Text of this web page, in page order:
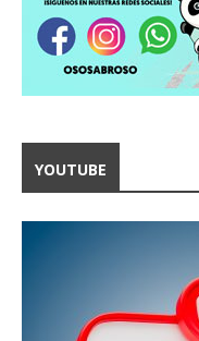
YOUTUBE